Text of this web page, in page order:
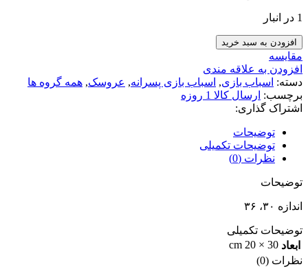
1 در انبار
افزودن به سبد خرید
مقایسه
افزودن به علاقه مندی
دسته: اسباب بازی, اسباب بازی پسرانه, عروسک, همه گروه ها
برچسب: ارسال كالا 1 روزه
اشتراک گذاری:
توضیحات
توضیحات تکمیلی
نظرات (0)
توضیحات
اندازه ۳۰، ۳۶
توضیحات تکمیلی
ابعاد 30 × 20 cm
نظرات (0)